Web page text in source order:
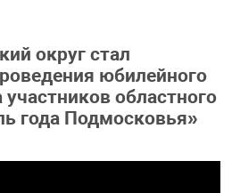
округ стал
юбилейного
областного
года Подмосковья»